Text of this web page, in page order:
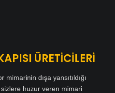
ÜRETİCİLERİ
mimarinin dışa yansıtıldığı
huzur veren mimari